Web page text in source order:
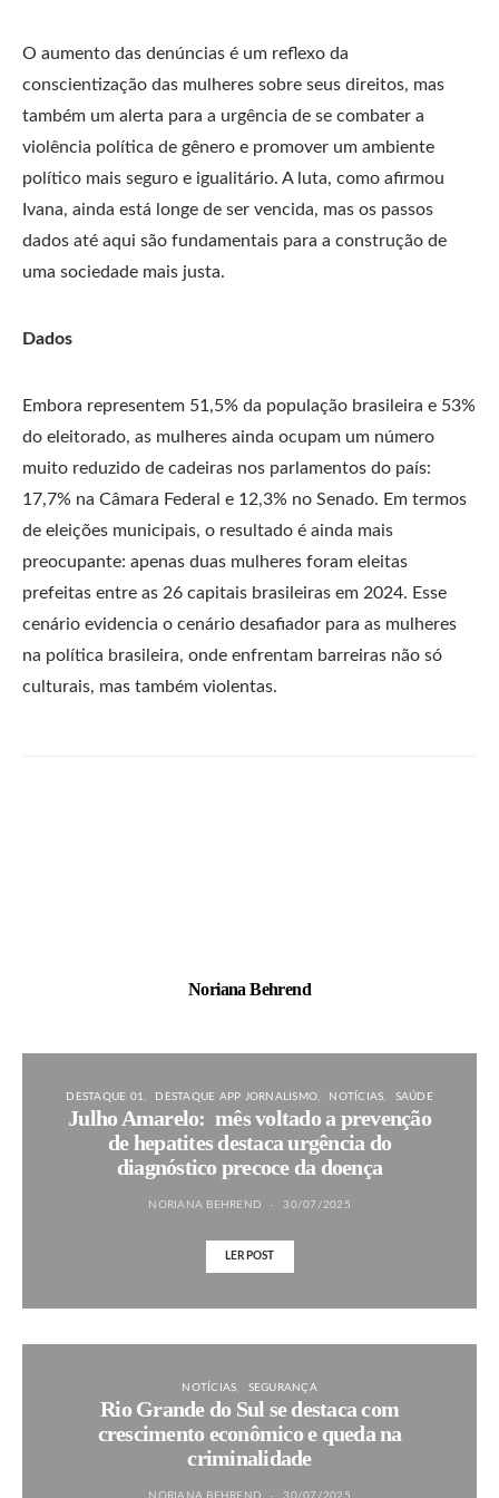
O aumento das denúncias é um reflexo da
conscientização das mulheres sobre seus direitos, mas
também um alerta para a urgência de se combater a
violência política de gênero e promover um ambiente
político mais seguro e igualitário. A luta, como afirmou
Ivana, ainda está longe de ser vencida, mas os passos
dados até aqui são fundamentais para a construção de
uma sociedade mais justa.
Dados
Embora representem 51,5% da população brasileira e 53%
do eleitorado, as mulheres ainda ocupam um número
muito reduzido de cadeiras nos parlamentos do país:
17,7% na Câmara Federal e 12,3% no Senado. Em termos
de eleições municipais, o resultado é ainda mais
preocupante: apenas duas mulheres foram eleitas
prefeitas entre as 26 capitais brasileiras em 2024. Esse
cenário evidencia o cenário desafiador para as mulheres
na política brasileira, onde enfrentam barreiras não só
culturais, mas também violentas.
Noriana Behrend
DESTAQUE 01 DESTAQUE APP JORNALISMO NOTÍCIAS SAÚDE
Julho Amarelo: mês voltado a prevenção
de hepatites destaca urgência do
diagnóstico precoce da doença
NORIANA BEHREND 30/07/2025
LER POST
NOTÍCIAS SEGURANÇA
Rio Grande do Sul se destaca com
crescimento econômico e queda na
criminalidade
NORIANA BEHREND 30/07/2025